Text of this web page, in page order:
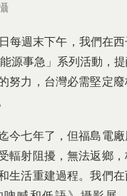
每週末下午，我們在
源事急」系列活動，
努力，台灣必需堅定
今七年了，但福島電
輻射阻擾，無法返鄉
生活重建過程。我們